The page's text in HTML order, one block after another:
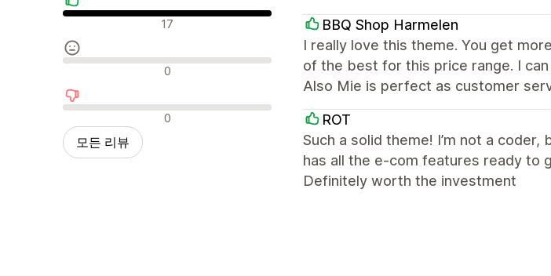
긍정적인 리뷰 17
중립적인 리뷰 0
부정적인 리뷰 0
모든 리뷰
BBQ Shop Harmelen
I really love this theme. You get
of the best for this price range. I
Also Mie is perfect as customer
ROT
Such a solid theme! I’m not a
has all the e-com features ready to
Definitely worth the investment